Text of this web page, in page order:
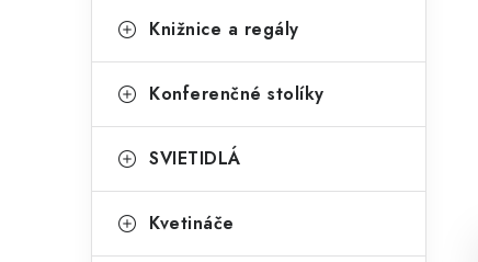
Knižnice a regály
Konferenčné stolíky
SVIETIDLÁ
Kvetináče